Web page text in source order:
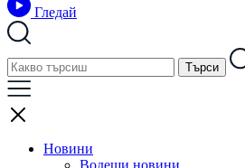
Гледай
Новини
Водещи новини